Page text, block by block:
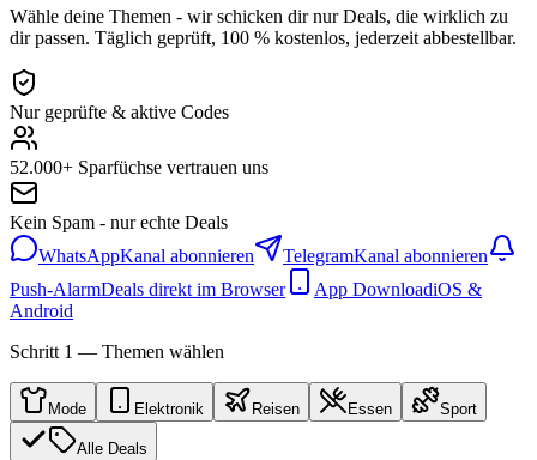
Wähle deine Themen - wir schicken dir nur Deals, die wirklich zu
dir passen. Täglich geprüft, 100 % kostenlos, jederzeit abbestellbar.
Nur geprüfte & aktive Codes
52.000+ Sparfüchse vertrauen uns
Kein Spam - nur echte Deals
WhatsAppKanal abonnieren TelegramKanal abonnieren
Push-AlarmDeals direkt im Browser App DownloadiOS &
Android
Schritt 1 — Themen wählen
Mode Elektronik Reisen Essen Sport
Alle Deals